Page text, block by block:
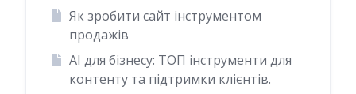
Як зробити сайт інструментом
продажів
AI для бізнесу: ТОП інструменти для
контенту та підтримки клієнтів.